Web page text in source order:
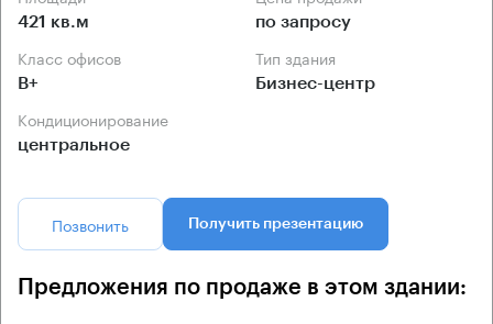
421 кв.м по запросу
Класс офисов
B+
Тип здания
Бизнес-центр
Кондиционирование
центральное
Позвонить Получить презентацию
Предложения по продаже в этом здании: